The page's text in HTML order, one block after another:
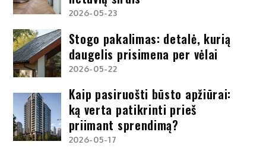
2026-05-23
Stogo pakalimas: detalė, kurią
daugelis prisimena per vėlai
2026-05-22
Kaip pasiruošti būsto apžiūrai:
ką verta patikrinti prieš
priimant sprendimą?
2026-05-17